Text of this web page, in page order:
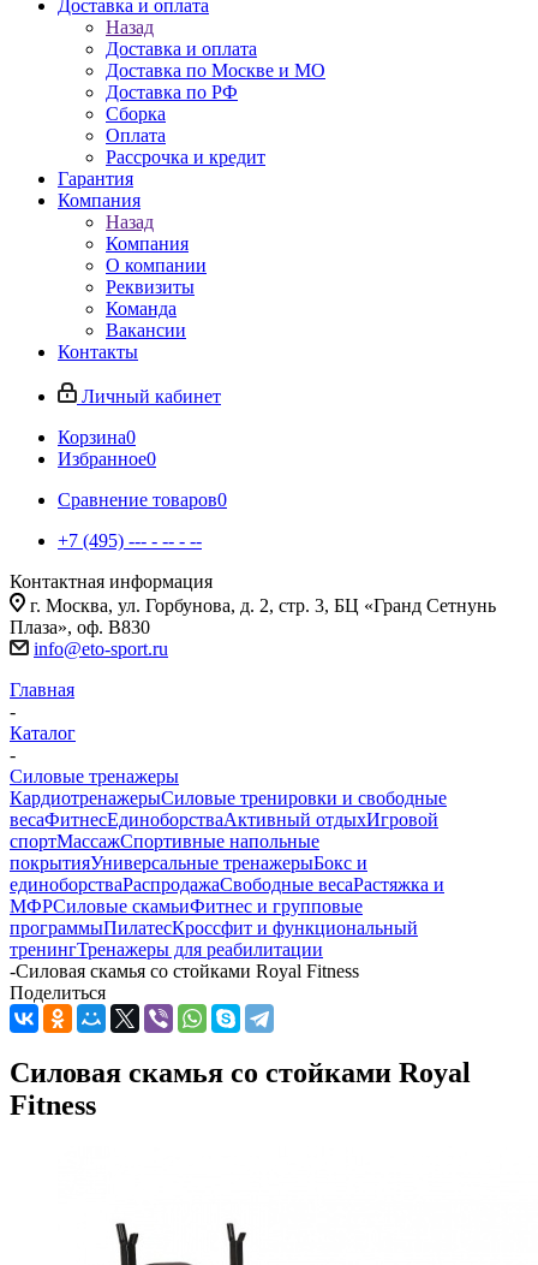
Доставка и оплата
Назад
Доставка и оплата
Доставка по Москве и МО
Доставка по РФ
Сборка
Оплата
Рассрочка и кредит
Гарантия
Компания
Назад
Компания
О компании
Реквизиты
Команда
Вакансии
Контакты
Личный кабинет
Корзина0
Избранное0
Сравнение товаров0
+7 (495) --- - -- - --
Контактная информация
г. Москва, ул. Горбунова, д. 2, стр. 3, БЦ «Гранд Сетнунь
Плаза», оф. В830
info@eto-sport.ru
Главная
-
Каталог
-
Силовые тренажеры
КардиотренажерыСиловые тренировки и свободные
весаФитнесЕдиноборстваАктивный отдыхИгровой
спортМассажСпортивные напольные
покрытияУниверсальные тренажерыБокс и
единоборстваРаспродажаСвободные весаРастяжка и
МФРСиловые скамьиФитнес и групповые
программыПилатесКроссфит и функциональный
тренингТренажеры для реабилитации
-Силовая скамья со стойками Royal Fitness
Поделиться
Силовая скамья со стойками Royal
Fitness